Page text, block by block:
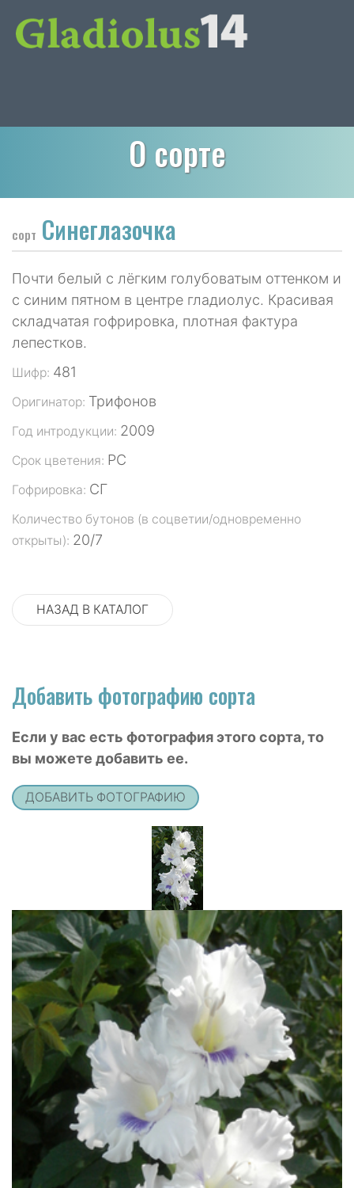
О сорте
сорт Синеглазочка
Почти белый с лёгким голубоватым оттенком и
с синим пятном в центре гладиолус. Красивая
складчатая гофрировка, плотная фактура
лепестков.
Шифр: 481
Оригинатор: Трифонов
Год интродукции: 2009
Срок цветения: РС
Гофрировка: СГ
Количество бутонов (в соцветии/одновременно
открыты): 20/7
НАЗАД В КАТАЛОГ
Добавить фотографию сорта
Если у вас есть фотография этого сорта, то
вы можете добавить ее.
ДОБАВИТЬ ФОТОГРАФИЮ